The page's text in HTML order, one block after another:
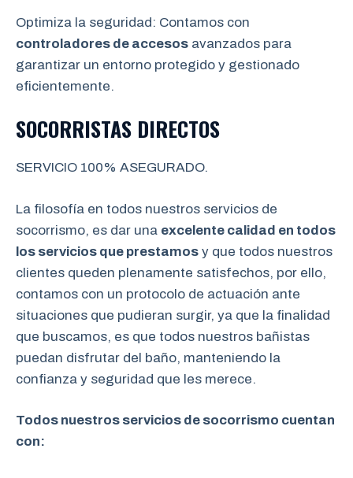
Optimiza la seguridad: Contamos con
controladores de accesos avanzados para
garantizar un entorno protegido y gestionado
eficientemente.
SOCORRISTAS DIRECTOS
SERVICIO 100% ASEGURADO.
La filosofía en todos nuestros servicios de
socorrismo, es dar una excelente calidad en todos
los servicios que prestamos y que todos nuestros
clientes queden plenamente satisfechos, por ello,
contamos con un protocolo de actuación ante
situaciones que pudieran surgir, ya que la finalidad
que buscamos, es que todos nuestros bañistas
puedan disfrutar del baño, manteniendo la
confianza y seguridad que les merece.
Todos nuestros servicios de socorrismo cuentan
con: